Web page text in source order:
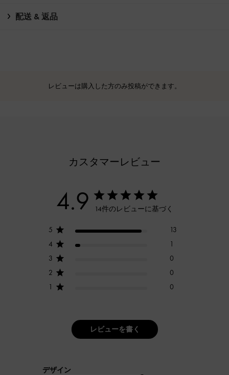
配送 & 返品
レビューは購入した方のみ投稿ができます。
カスタマーレビュー
4.9 14件のレビューに基づく
5
13
4
1
3
0
2
0
1
0
レビューを書く
デザイン